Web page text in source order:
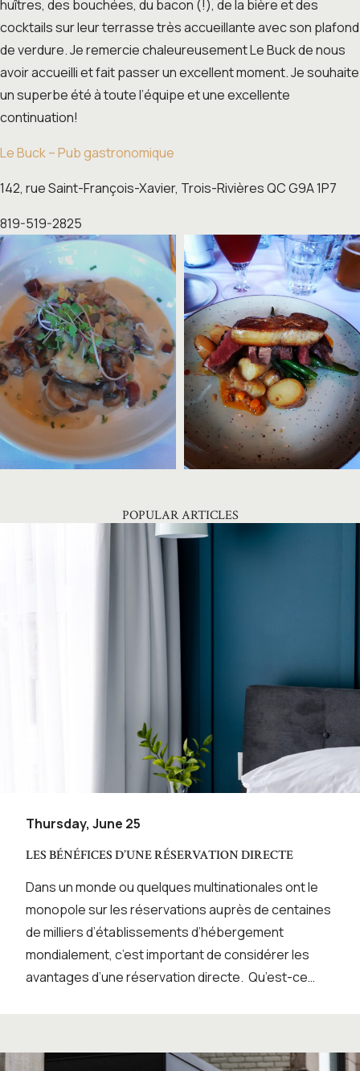
huîtres, des bouchées, du bacon (!), de la bière et des
cocktails sur leur terrasse très accueillante avec son plafond
de verdure. Je remercie chaleureusement Le Buck de nous
avoir accueilli et fait passer un excellent moment. Je souhaite
un superbe été à toute l’équipe et une excellente
continuation!
Le Buck – Pub gastronomique
142, rue Saint-François-Xavier, Trois-Rivières QC G9A 1P7
819-519-2825
POPULAR ARTICLES
Thursday, June 25
LES BÉNÉFICES D’UNE RÉSERVATION DIRECTE
Dans un monde ou quelques multinationales ont le
monopole sur les réservations auprès de centaines
de milliers d’établissements d’hébergement
mondialement, c’est important de considérer les
avantages d’une réservation directe. Qu’est-ce…